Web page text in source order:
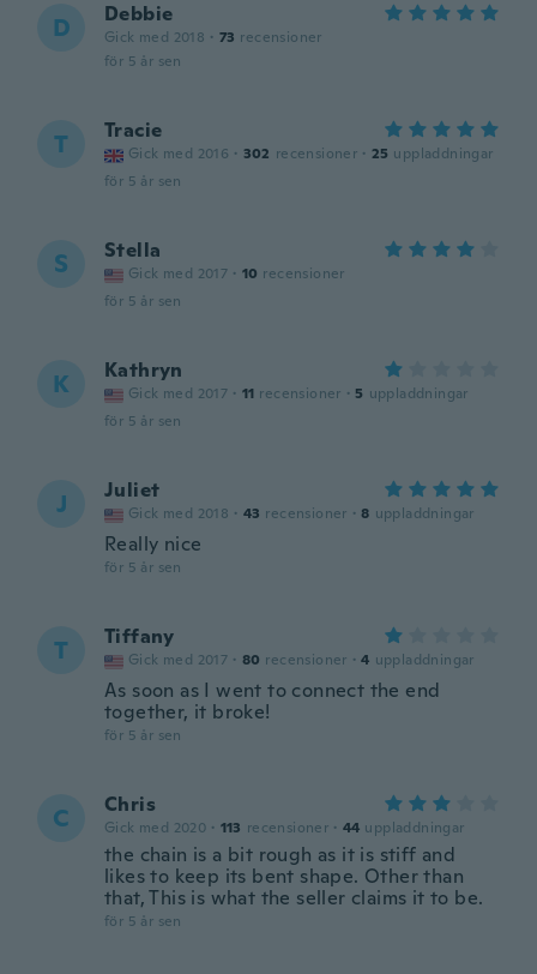
D Debbie
Gick med 2018 · 73 recensioner
för 5 år sen
T Tracie
Gick med 2016 · 302 recensioner · 25 uppladdningar
för 5 år sen
S Stella
Gick med 2017 · 10 recensioner
för 5 år sen
K Kathryn
Gick med 2017 · 11 recensioner · 5 uppladdningar
för 5 år sen
J Juliet
Gick med 2018 · 43 recensioner · 8 uppladdningar
Really nice
för 5 år sen
T Tiffany
Gick med 2017 · 80 recensioner · 4 uppladdningar
As soon as I went to connect the end
together, it broke!
för 5 år sen
C Chris
Gick med 2020 · 113 recensioner · 44 uppladdningar
the chain is a bit rough as it is stiff and
likes to keep its bent shape. Other than
that, This is what the seller claims it to be.
för 5 år sen